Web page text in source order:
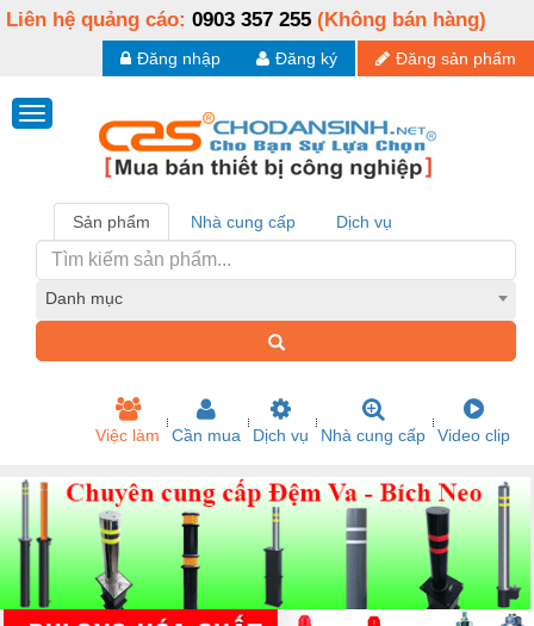
Liên hệ quảng cáo: 0903 357 255 (Không bán hàng)
Đăng sản phẩm
Đăng ký
Đăng nhập
Sản phẩm Nhà cung cấp Dịch vụ
Danh mục
Việc làm Cần mua Dịch vụ Nhà cung cấp Video clip